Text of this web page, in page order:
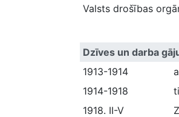
Valsts drošības
Dzīves un darba
1913-1914
1914-1918
1918. II-V